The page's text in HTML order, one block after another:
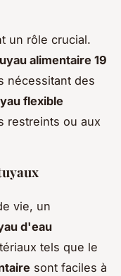
un rôle crucial.
alimentaire 19
nécessitant des
flexible
restreints ou aux
vie, un
d'eau
tels que le
sont faciles à